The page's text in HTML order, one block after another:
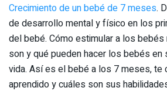
Crecimiento de un bebé de 7 meses.
de desarrollo mental y físico en los
del bebé. Cómo estimular a los
son y qué pueden hacer los bebés
vida. Así es el bebé a los 7 meses, te
aprendido y cuáles son sus